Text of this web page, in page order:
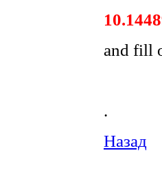
and fill
.
Назад